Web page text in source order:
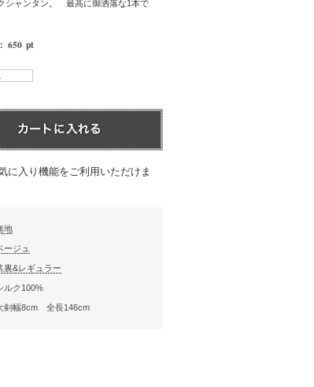
シャンタン。 最高に御洒落な1本で
650 pt
に入り機能をご利用いただけま
地
ージュ
裏&レギュラー
ルク100%
剣幅8cm 全長146cm